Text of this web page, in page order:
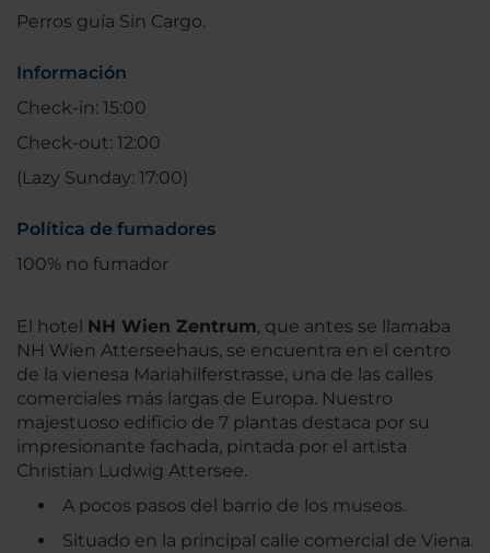
Perros guía Sin Cargo.
Información
Check-in: 15:00
Check-out: 12:00
(Lazy Sunday: 17:00)
Política de fumadores
100% no fumador
El hotel NH Wien Zentrum, que antes se llamaba
NH Wien Atterseehaus, se encuentra en el centro
de la vienesa Mariahilferstrasse, una de las calles
comerciales más largas de Europa. Nuestro
majestuoso edificio de 7 plantas destaca por su
impresionante fachada, pintada por el artista
Christian Ludwig Attersee.
A pocos pasos del barrio de los museos.
Situado en la principal calle comercial de Viena.